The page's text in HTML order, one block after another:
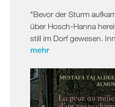
"Bevor der Sturm
über Hosch-Hanna
still im Dorf gewesen.
mehr